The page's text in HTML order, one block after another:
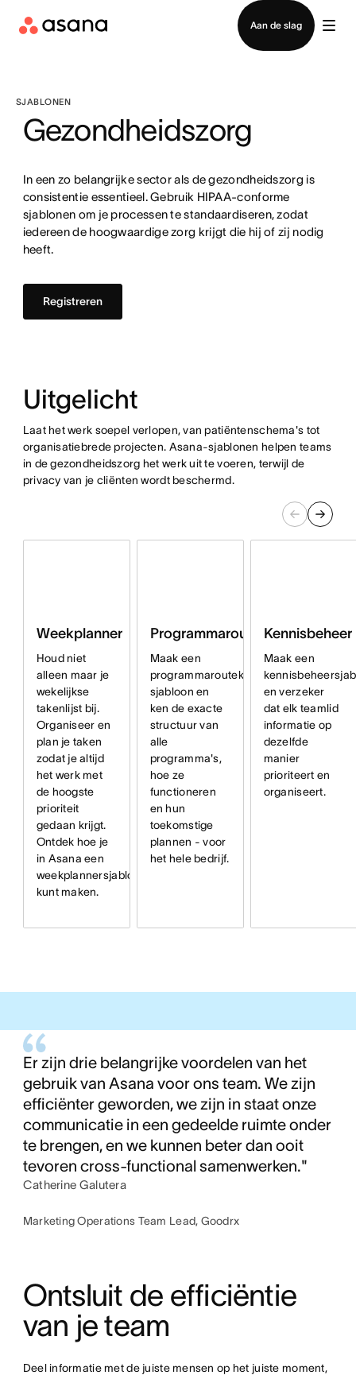
Aan de slag
Contact opnemen met verkoop
SJABLONEN
Gezondheidszorg
In een zo belangrijke sector als de gezondheidszorg is
consistentie essentieel. Gebruik HIPAA-conforme
sjablonen om je processen te standaardiseren, zodat
iedereen de hoogwaardige zorg krijgt die hij of zij nodig
heeft.
Registreren
Uitgelicht
Laat het werk soepel verlopen, van patiëntenschema's tot
organisatiebrede projecten. Asana-sjablonen helpen teams
in de gezondheidszorg het werk uit te voeren, terwijl de
privacy van je cliënten wordt beschermd.
Weekplanner
Houd niet
alleen maar je
wekelijkse
takenlijst bij.
Organiseer en
plan je taken
zodat je altijd
het werk met
de hoogste
prioriteit
gedaan krijgt.
Ontdek hoe je
in Asana een
weekplannersjabloon
kunt maken.
Programmaroutekaart
Maak een
programmaroutekaart-
sjabloon en
ken de exacte
structuur van
alle
programma's,
hoe ze
functioneren
en hun
toekomstige
plannen - voor
het hele bedrijf.
Kennisbeheer
Maak een
en verzeker
dat elk teamlid
informatie op
dezelfde
manier
prioriteert en
organiseert.
Er zijn drie belangrijke voordelen van het
gebruik van Asana voor ons team. We zijn
efficiënter geworden, we zijn in staat onze
communicatie in een gedeelde ruimte onder
te brengen, en we kunnen beter dan ooit
tevoren cross-functional samenwerken."
Catherine Galutera
Marketing Operations Team Lead, Goodrx
Ontsluit de efficiëntie
van je team
Deel informatie met de juiste mensen op het juiste moment,